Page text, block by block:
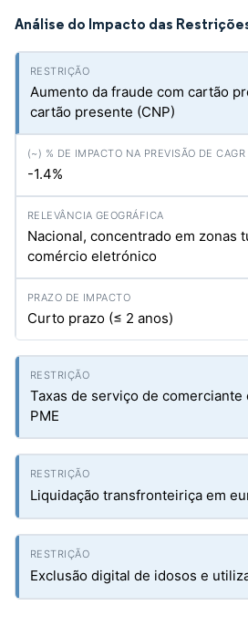
Análise do Impacto das
Aumento da fraude com cartão
cartão presente (CNP)
-1.4%
Nacional, concentrado em zonas
comércio eletrónico
Curto prazo (≤ 2 anos)
Taxas de serviço de comerciante
PME
Liquidação transfronteiriça em
Exclusão digital de idosos e